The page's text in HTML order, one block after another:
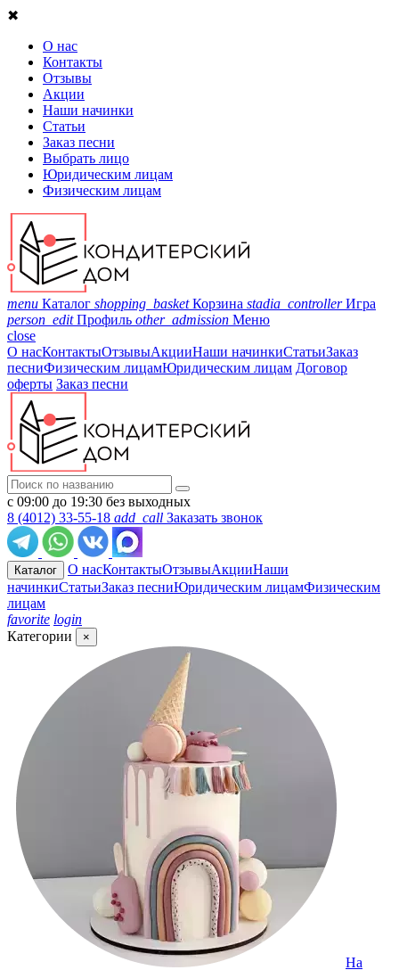
✖
О нас
Контакты
Отзывы
Акции
Наши начинки
Статьи
Заказ песни
Выбрать лицо
Юридическим лицам
Физическим лицам
menu Каталог shopping_basket Корзина stadia_controller Игра
person_edit Профиль other_admission Меню
close
О насКонтактыОтзывыАкцииНаши начинкиСтатьиЗаказ
песниФизическим лицамЮридическим лицам Договор
оферты Заказ песни
с 09:00 до 19:30 без выходных
8 (4012) 33-55-18 add_call Заказать звонок
Каталог О насКонтактыОтзывыАкцииНаши
начинкиСтатьиЗаказ песниЮридическим лицамФизическим
лицам
favorite login
Категории
×
На